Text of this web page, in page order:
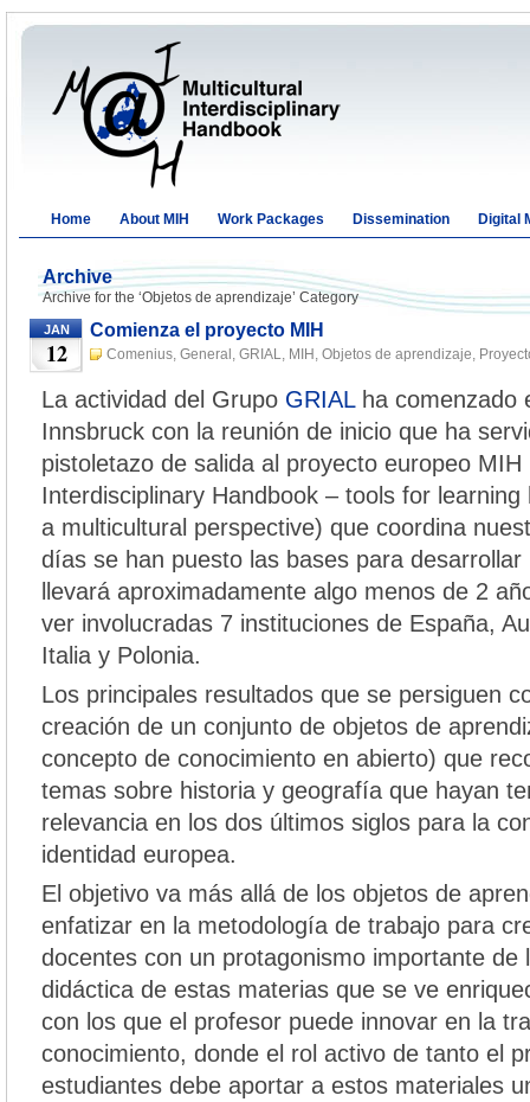
Home About MIH Work Packages Dissemination Digital
Archive
Archive for the ‘Objetos de aprendizaje’ Category
JAN
12
Comienza el proyecto MIH
Comenius, General , GRIAL, MIH , Objetos de aprendizaje,
La actividad del Grupo GRIALha comenzado
Innsbruck con la reunión de inicio que ha
pistoletazo de salida al proyecto europeo MIH
Interdisciplinary Handbook – tools for
a multicultural perspective) que coordina
días se han puesto las bases para
llevará aproximadamente algo menos de 2
ver involucradas 7 instituciones de España,
Italia y Polonia.
Los principales resultados que se persiguen
creación de un conjunto de objetos de
concepto de conocimiento en abierto) que
temas sobre historia y geografía que hayan
relevancia en los dos últimos siglos para la
identidad europea.
El objetivo va más allá de los objetos de
enfatizar en la metodología de trabajo para
docentes con un protagonismo importante de
didáctica de estas materias que se ve
con los que el profesor puede innovar en la
conocimiento, donde el rol activo de tanto el
estudiantes debe aportar a estos materiales